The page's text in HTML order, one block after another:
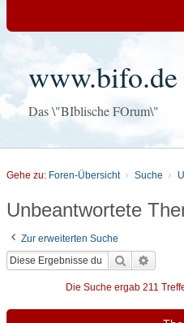
www.bifo.de
Das \"BIblische FOrum\"
Gehe zu: Foren-Übersicht Suche
Unbeantwortete
Zur erweiterten Suche
Suche
Die Suche ergab 211